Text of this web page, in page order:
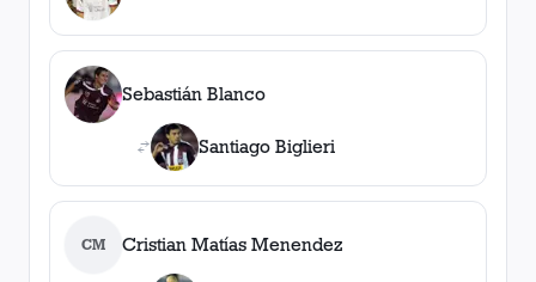
Sebastián Blanco
Santiago Biglieri
CM Cristian Matías Menendez